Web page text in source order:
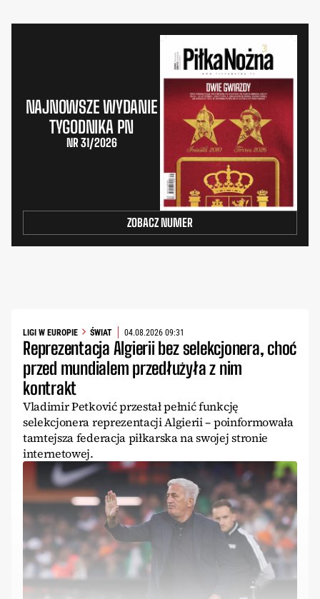
NAJNOWSZE WYDANIE
TYGODNIKA PN
NR 31/2026
ZOBACZ NUMER
LIGI W EUROPIE ŚWIAT 04.08.2026 09:31
Reprezentacja Algierii bez selekcjonera, choć
przed mundialem przedłużyła z nim
kontrakt
Vladimir Petković przestał pełnić funkcję
selekcjonera reprezentacji Algierii – poinformowała
tamtejsza federacja piłkarska na swojej stronie
internetowej.